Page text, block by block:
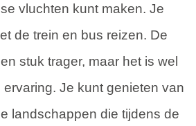
vluchten kunt maken. Je
de trein en bus reizen. De
stuk trager, maar het is wel
Je kunt genieten van
landschappen die tijdens de